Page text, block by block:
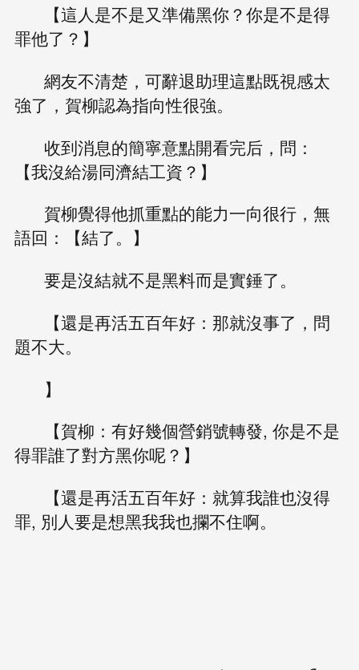
【這人是不是又準備黑你？你是不是得
罪他了？】
網友不清楚，可辭退助理這點既視感太
強了，賀柳認為指向性很強。
收到消息的簡寧意點開看完后，問：
【我沒給湯同濟結工資？】
賀柳覺得他抓重點的能力一向很行，無
語回：【結了。】
要是沒結就不是黑料而是實錘了。
【還是再活五百年好：那就沒事了，問
題不大。
】
【賀柳：有好幾個營銷號轉發, 你是不是
得罪誰了對方黑你呢？】
【還是再活五百年好：就算我誰也沒得
罪, 別人要是想黑我我也攔不住啊。